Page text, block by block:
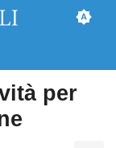
per